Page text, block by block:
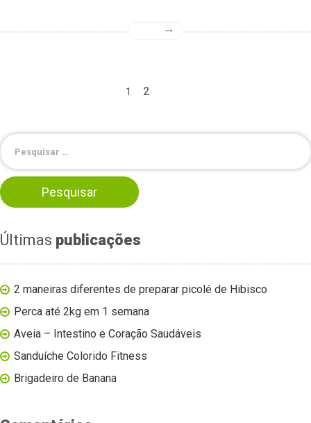
1 2
Últimas publicações
2 maneiras diferentes de preparar picolé de Hibisco
Perca até 2kg em 1 semana
Aveia – Intestino e Coração Saudáveis
Sanduíche Colorido Fitness
Brigadeiro de Banana